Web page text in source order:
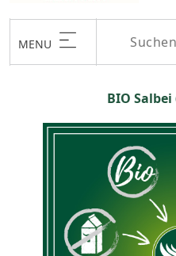
MENU
BIO